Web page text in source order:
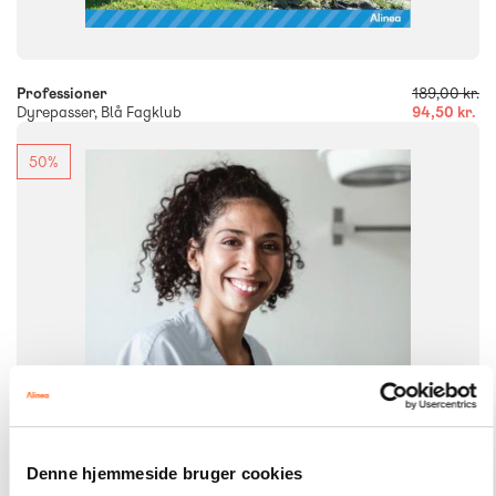
Denne hjemmeside bruger cookies
+
Professioner
Dyrepasser, Blå Fagklub
94,50 kr.
189,00 kr.
FAG
Dansk
3. klasse 4. klasse 5. klasse 6. klasse
Flergangsbog
9788723554840
50%